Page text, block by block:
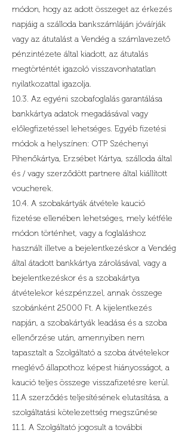
módon, hogy az adott összeget az érkezés
napjáig a szálloda bankszámláján jóváírják
vagy az átutalást a Vendég a számlavezető
pénzintézete által kiadott, az átutalás
megtörténtét igazoló visszavonhatatlan
nyilatkozattal igazolja.
10.3. Az egyéni szobafoglalás garantálása
bankkártya adatok megadásával vagy
előlegfizetéssel lehetséges. Egyéb fizetési
módok a helyszínen: OTP Széchenyi
Pihenőkártya, Erzsébet Kártya, szálloda által
és / vagy szerződött partnere által kiállított
voucherek.
10.4. A szobakártyák átvétele kaució
fizetése ellenében lehetséges, mely kétféle
módon történhet, vagy a foglaláshoz
használt illetve a bejelentkezéskor a Vendég
által átadott bankkártya zárolásával, vagy a
bejelentkezéskor és a szobakártya
átvételekor készpénzzel, annak összege
szobánként 25000 Ft. A kijelentkezés
napján, a szobakártyák leadása és a szoba
ellenőrzése után, amennyiben nem
tapasztalt a Szolgáltató a szoba átvételekor
meglévő állapothoz képest hiányosságot, a
kaució teljes összege visszafizetésre kerül.
11.A szerződés teljesítésének elutasítása, a
szolgáltatási kötelezettség megszűnése
11.1. A Szolgáltató jogosult a további